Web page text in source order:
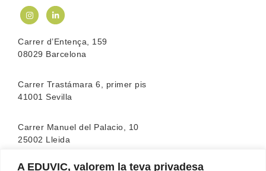
A EDUVIC, valorem la teva privadesa
Carrer d’Entença, 159
08029 Barcelona
Carrer Trastámara 6, primer pis
41001 Sevilla
Carrer Manuel del Palacio, 10
25002 Lleida